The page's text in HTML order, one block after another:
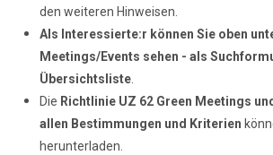
den weiteren Hinweisen.
Als Interessierte:r können Sie oben
Meetings/Events sehen - als
Übersichtsliste
Die Richtlinie UZ 62 Green Meetings
allen Bestimmungen und Kriterien
herunterladen.